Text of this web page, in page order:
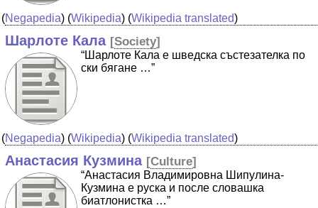
(Negapedia) (Wikipedia) (Wikipedia translated)
Шарлоте Кала [Society]
“Шарлоте Кала е шведска състезателка по
ски бягане …”
(Negapedia) (Wikipedia) (Wikipedia translated)
Анастасия Кузмина [Culture]
“Анастасия Владимировна Шипулина-
Кузмина е руска и после словашка
биатлонистка …”